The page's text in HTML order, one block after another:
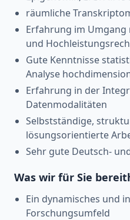
räumliche
Erfahrung im
und
Gute Kenntnisse
Analyse
Erfahrung in der
Datenmodalitäten
Selbstständige,
lösungsorientierte
Sehr gute Deutsch-
Was wir für Sie
Ein dynamisches und
Forschungsumfeld